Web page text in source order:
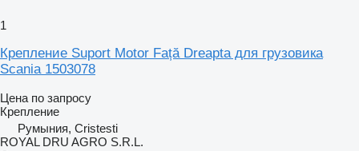
1
Крепление Suport Motor Față Dreapta для грузовика
Scania 1503078
Цена по запросу
Крепление
Румыния, Cristesti
ROYAL DRU AGRO S.R.L.